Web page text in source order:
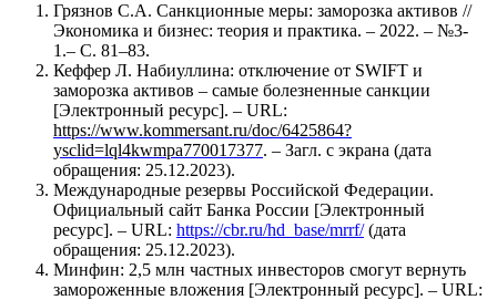
Грязнов С.А. Санкционные меры: заморозка активов //
Экономика и бизнес: теория и практика. – 2022. – №3-
1.– С. 81–83.
Кеффер Л. Набиуллина: отключение от SWIFT и
заморозка активов – самые болезненные санкции
[Электронный ресурс]. – URL:
https://www.kommersant.ru/doc/6425864?
ysclid=lql4kwmpa770017377. – Загл. с экрана (дата
обращения: 25.12.2023).
Международные резервы Российской Федерации.
Официальный сайт Банка России [Электронный
ресурс]. – URL: https://cbr.ru/hd_base/mrrf/(дата
обращения: 25.12.2023).
Минфин: 2,5 млн частных инвесторов смогут вернуть
замороженные вложения [Электронный ресурс]. – URL: